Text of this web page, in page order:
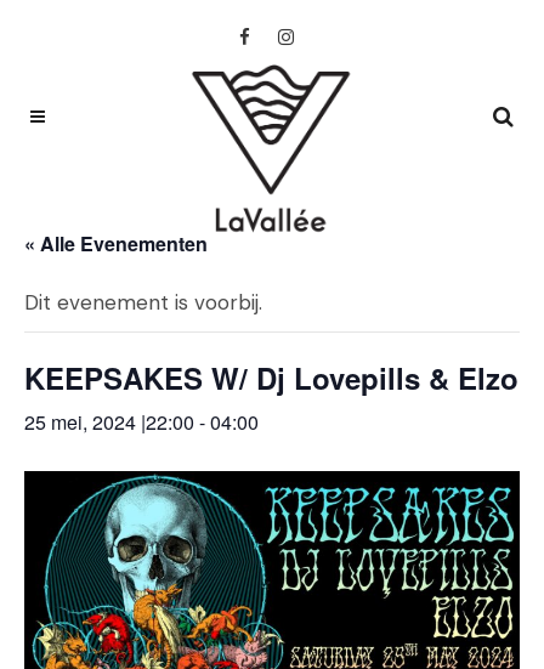
« Alle Evenementen
Dit evenement is voorbij.
KEEPSAKES W/ Dj Lovepills & Elzo
25 mei, 2024 |22:00 -04:00